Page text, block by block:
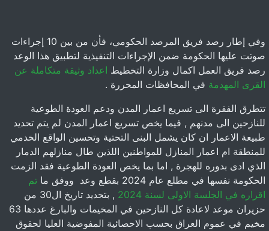
وفي إطار رصد فريق المرصد الحكومي، فأن من بين 10 إجراءات
صوتت عليها الحكومة ضمن الإجراءات التنفيذية لتطبيق هذا الوعد
رصد فريق العمل اكمال وزارة التخطيط اعداد وثيقة متكاملة عن
القرى المهدمة في المحافظات المحررة .
تتطرق الفقرة الى تسريع اعمار المدن ودعم العودة الطوعية
للنازحين الى مدنهم , فيما يخص تسريع اعمار المدن لم يتم تحديد
طبيعة الاعمار ان كان يشمل البنى التحتية وتحسين الواقع الخدمي
للمنطقة ام اعمار المنازل للمواطنين اللذين طال منازلهم الدمار
الذي ادى بدوره للهجرة , اما بما يخص العودة الطوعية فقد الزمت
الحكومة نفسها في مطلع عام 2024 بقطع وعد ووفق ما
تم
اقراره في الجلسة الاولى لسنة 2024
, بتحديد تاريخ ال30 من
حزيران موعد لاعادة كل النازحين في المخيمات والبارغ عددها 63
مخيم في عموم العراق بحسب الاحصائية المفوضية العليا لحقوق